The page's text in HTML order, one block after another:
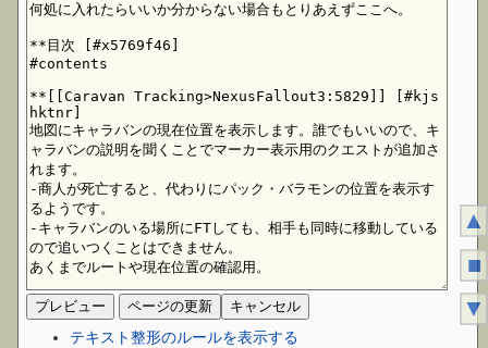
テキスト整形のルールを表示する
▲
■
▼